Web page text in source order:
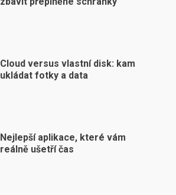
Cloud versus vlastní disk: kam
ukládat fotky a data
Nejlepší aplikace, které vám
reálně ušetří čas